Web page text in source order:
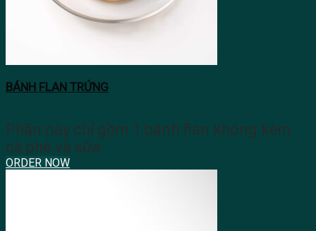
BÁNH FLAN TRỨNG
Phần này chỉ gồm 1 bánh flan không kèm
cà phê và sữa
ORDER NOW